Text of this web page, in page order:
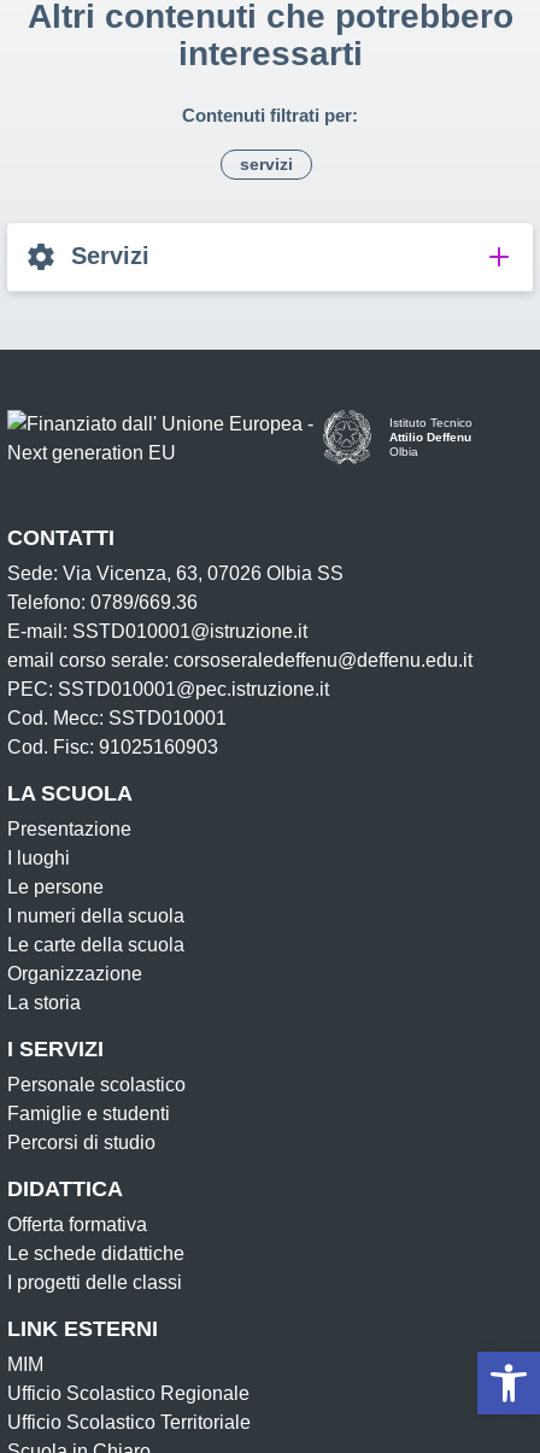
Altri contenuti che potrebbero
interessarti
Contenuti filtrati per:
servizi
Servizi
Istituto Tecnico
Attilio Deffenu
Olbia
CONTATTI
Sede: Via Vicenza, 63, 07026 Olbia SS
Telefono: 0789/669.36
E-mail: SSTD010001@istruzione.it
email corso serale: corsoseraledeffenu@deffenu.edu.it
PEC: SSTD010001@pec.istruzione.it
Cod. Mecc: SSTD010001
Cod. Fisc: 91025160903
LA SCUOLA
Presentazione
I luoghi
Le persone
I numeri della scuola
Le carte della scuola
Organizzazione
La storia
I SERVIZI
Personale scolastico
Famiglie e studenti
Percorsi di studio
DIDATTICA
Offerta formativa
Le schede didattiche
I progetti delle classi
LINK ESTERNI
MIM
Ufficio Scolastico Regionale
Ufficio Scolastico Territoriale